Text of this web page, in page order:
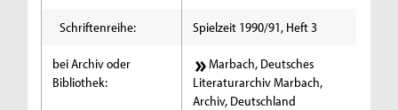
Schriftenreihe: Spielzeit 1990/91, Heft 3
bei Archiv oder
Bibliothek:
Marbach, Deutsches
Literaturarchiv Marbach,
Archiv, Deutschland